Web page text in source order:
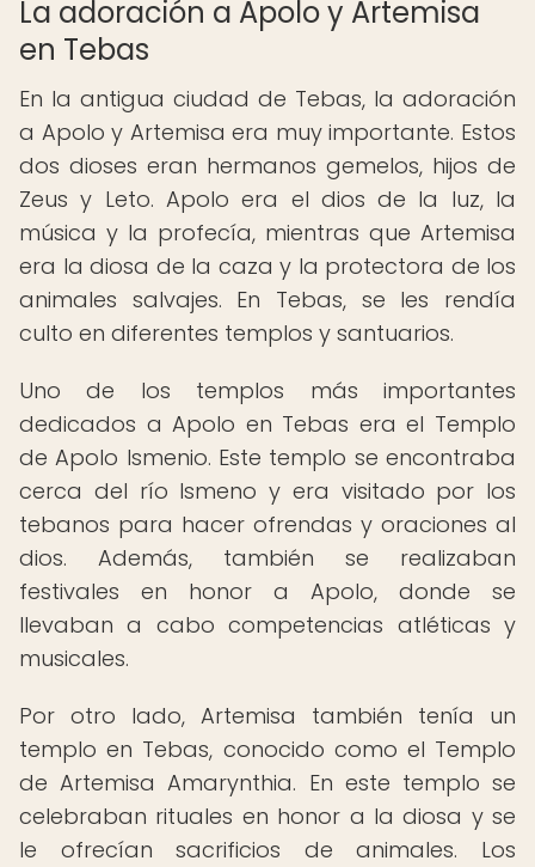
La adoración a Apolo y Artemisa
en Tebas
En la antigua ciudad de Tebas, la adoración
a Apolo y Artemisa era muy importante. Estos
dos dioses eran hermanos gemelos, hijos de
Zeus y Leto. Apolo era el dios de la luz, la
música y la profecía, mientras que Artemisa
era la diosa de la caza y la protectora de los
animales salvajes. En Tebas, se les rendía
culto en diferentes templos y santuarios.
Uno de los templos más importantes
dedicados a Apolo en Tebas era el Templo
de Apolo Ismenio. Este templo se encontraba
cerca del río Ismeno y era visitado por los
tebanos para hacer ofrendas y oraciones al
dios. Además, también se realizaban
festivales en honor a Apolo, donde se
llevaban a cabo competencias atléticas y
musicales.
Por otro lado, Artemisa también tenía un
templo en Tebas, conocido como el Templo
de Artemisa Amarynthia. En este templo se
celebraban rituales en honor a la diosa y se
le ofrecían sacrificios de animales. Los